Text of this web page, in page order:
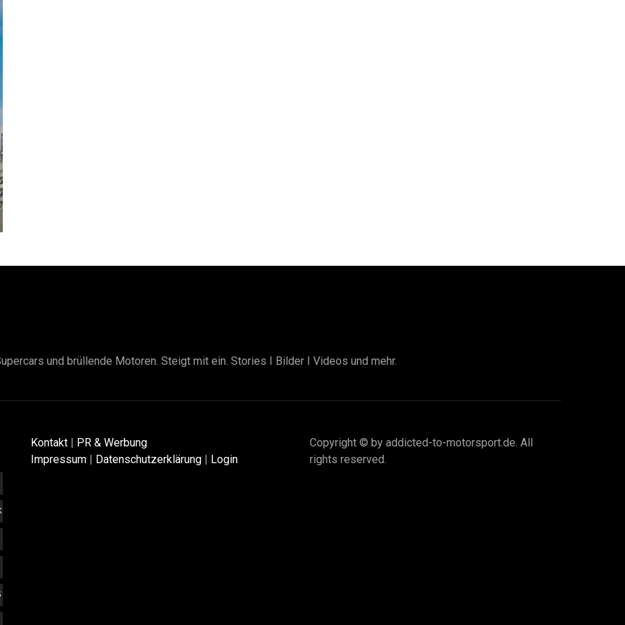
und brüllende Motoren. Steigt mit ein. Stories I Bilder I Videos und mehr.
Kontakt | PR & Werbung
Impressum | Datenschutzerklärung | Login
Copyright © by addicted-to-motorsport.de. All
rights reserved.